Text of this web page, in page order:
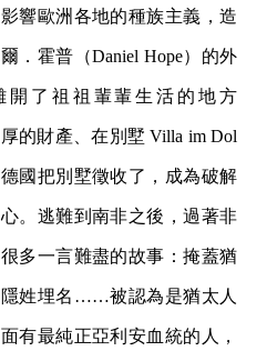
響歐洲各地的種族主義，造
．霍普（Daniel Hope）的外
開了祖祖輩輩生活的地方
的財產、在別墅 Villa im Dol
國把別墅徵收了，成為破解
。逃難到南非之後，過著非
多一言難盡的故事：掩蓋猶
姓埋名……被認為是猶太人
有最純正亞利安血統的人，